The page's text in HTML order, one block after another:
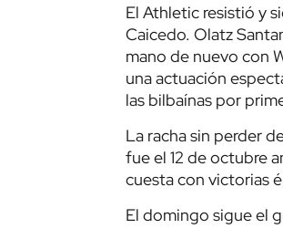
El Athletic resistió y
Caicedo. Olatz
mano de nuevo con
una actuación
las bilbaínas por
La racha sin perder
fue el 12 de octubre
cuesta con victorias
El domingo sigue el